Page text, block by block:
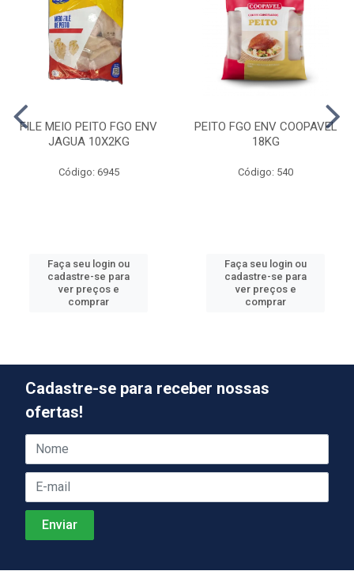
FILE MEIO PEITO FGO ENV
JAGUA 10X2KG
Código: 6945
Faça seu login ou
cadastre-se para
ver preços e
comprar
PEITO FGO ENV COOPAVEL
18KG
Código: 540
Faça seu login ou
cadastre-se para
ver preços e
comprar
Cadastre-se para receber nossas
ofertas!